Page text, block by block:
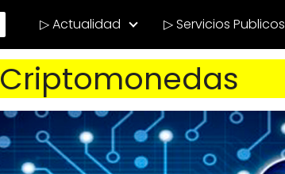
▷ Actualidad ▷ Servicios Publicos
Criptomonedas